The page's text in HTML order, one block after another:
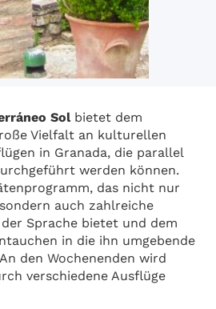
Solbietet dem
Vielfalt an kulturellen
in Granada, die parallel
werden können.
das nicht nur
auch zahlreiche
Sprache bietet und dem
in die ihn umgebende
den Wochenenden wird
verschiedene Ausflüge